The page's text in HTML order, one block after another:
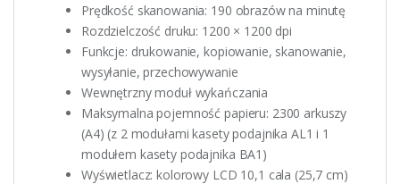
Prędkość skanowania: 190 obrazów na minutę
Rozdzielczość druku: 1200 × 1200 dpi
Funkcje: drukowanie, kopiowanie, skanowanie,
wysyłanie, przechowywanie
Wewnętrzny moduł wykańczania
Maksymalna pojemność papieru: 2300 arkuszy
(A4) (z 2 modułami kasety podajnika AL1 i 1
modułem kasety podajnika BA1)
Wyświetlacz: kolorowy LCD 10,1 cala (25,7 cm)